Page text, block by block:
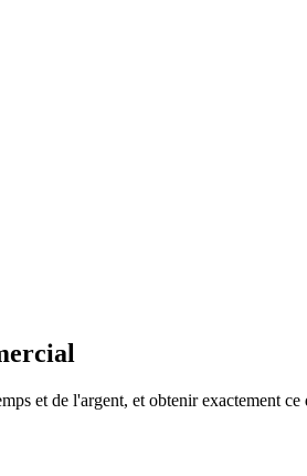
et de l'argent, et obtenir exactement